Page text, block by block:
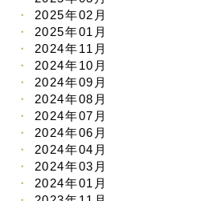
2025年02月
2025年01月
2024年11月
2024年10月
2024年09月
2024年08月
2024年07月
2024年06月
2024年04月
2024年03月
2024年01月